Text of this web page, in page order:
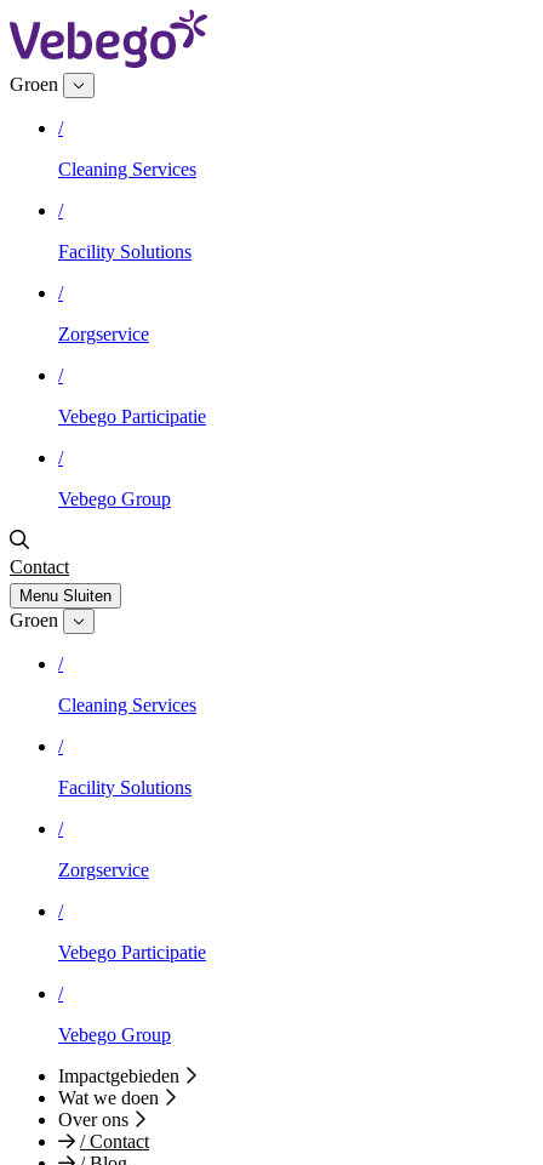
Groen
/
Cleaning Services
/
Facility Solutions
/
Zorgservice
/
Vebego Participatie
/
Vebego Group
Contact
Menu Sluiten
Groen
/
Cleaning Services
/
Facility Solutions
/
Zorgservice
/
Vebego Participatie
/
Vebego Group
Impactgebieden
Wat we doen
Over ons
/Contact